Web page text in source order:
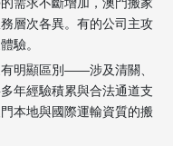
層次各異。有的公司主攻
驗。
明顯區別——涉及清關、
年經驗積累與合法通道支
本地與國際運輸資質的搬